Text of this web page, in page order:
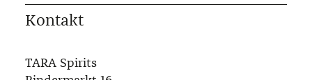
Kontakt
TARA Spirits